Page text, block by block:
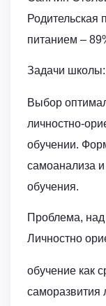
Родительская
питанием –
Задачи школы:
Выбор
личностно-
обучении.
самоанализа
обучения.
Проблема, над
Личностно
обучение как
саморазвития